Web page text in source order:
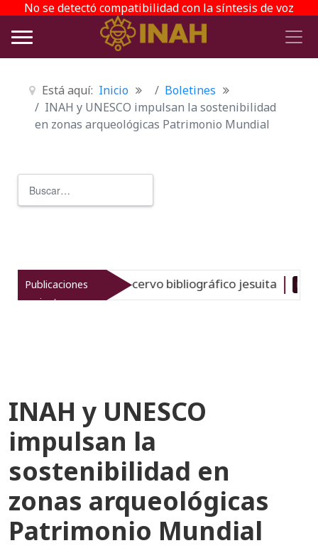
No se detectó compatibilidad con la síntesis de voz
Está aquí: Inicio
Boletines
INAH y UNESCO impulsan la sostenibilidad
en zonas arqueológicas Patrimonio Mundial
Publicaciones
recientes
del gran acervo bibliográfico jesuita Nuevo 06-08-
INAH y UNESCO
impulsan la
sostenibilidad en
zonas arqueológicas
Patrimonio Mundial